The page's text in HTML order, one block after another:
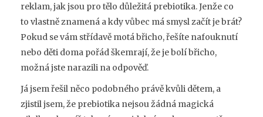
reklam, jak jsou pro tělo důležitá prebiotika. Jenže co
to vlastně znamená a kdy vůbec má smysl začít je brát?
Pokud se vám střídavě motá břicho, řešíte nafouknutí
nebo děti doma pořád škemrají, že je bolí břicho,
možná jste narazili na odpověď.
Já jsem řešil něco podobného právě kvůli dětem, a
zjistil jsem, že prebiotika nejsou žádná magická